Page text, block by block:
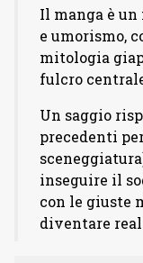
Il manga è
e umorismo,
mitologia
fulcro
Un saggio
precedenti
inseguire il
con le giuste
diventare